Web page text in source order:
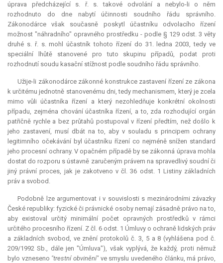
úprava předcházející s. ř. s. takové odvolání a nebylo-li o něm
rozhodnuto do dne nabytí účinnosti soudního řádu správního.
Zákonodárce však současně poskytl účastníku odvolacího řízení
možnost "náhradního" opravného prostředku - podle § 129 odst. 3 věty
druhé s. ř. s. mohl účastník tohoto řízení do 31. ledna 2003, tedy ve
speciální lhůtě stanovené pro tuto skupinu případů, podat proti
rozhodnutí soudu kasační stížnost podle soudního řádu správního.
Užije-li zákonodárce zákonné konstrukce zastavení řízení ze zákona
k určitému jednotně stanovenému dni, tedy mechanismem, který je zcela
mimo vůli účastníka řízení a který nezohledňuje konkrétní okolnosti
případu, zejména chování účastníka řízení, a to, zda rozhodující orgán
patřičně rychle a bez průtahů postupoval v řízení předtím, než došlo k
jeho zastavení, musí dbát na to, aby v souladu s principem ochrany
legitimního očekávání byl účastníku řízení co nejméně snížen standard
jeho procesní ochrany. V opačném případě by se zákonná úprava mohla
dostat do rozporu s ústavně zaručeným právem na spravedlivý soudní či
jiný právní proces, jak je zakotveno v čl. 36 odst. 1 Listiny základních
práv a svobod.
Podobně lze argumentovat i v souvislosti s mezinárodními závazky
České republiky: fyzické či právnické osoby nemají zásadně právo na to,
aby existoval určitý minimální počet opravných prostředků v rámci
určitého procesního řízení. Z čl. 6 odst. 1 Úmluvy o ochraně lidských práv
a základních svobod, ve znění protokolů č. 3, 5 a 8 (vyhlášena pod č.
209/1992 Sb., dále jen "Úmluva"), však vyplývá, že každý, proti němuž
bylo vzneseno "trestní obvinění"ve smyslu uvedeného článku, má právo,